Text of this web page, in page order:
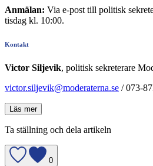
Anmälan: Via e-post till politisk
tisdag kl. 10:00.
Kontakt
Victor Siljevik, politisk sekreterare
victor.siljevik@moderaterna.se / 073-
Läs mer
Ta ställning och dela artikeln
0